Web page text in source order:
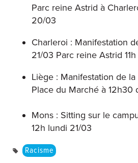
Parc reine Astrid à
20/03
Charleroi : Manifestation
21/03 Parc reine Astrid
Liège : Manifestation de
Place du Marché à
Mons : Sitting sur le
12h lundi 21/03
Racisme